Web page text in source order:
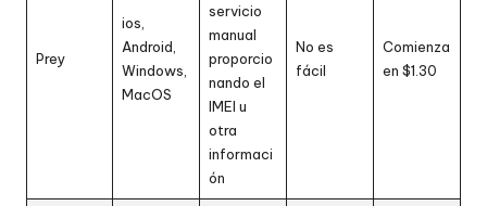
Prey
ios,
Android,
Windows,
MacOS
servicio
manual
proporcio
nando el
IMEI u
otra
informaci
ón
No es
fácil
Comienza
en $1.30